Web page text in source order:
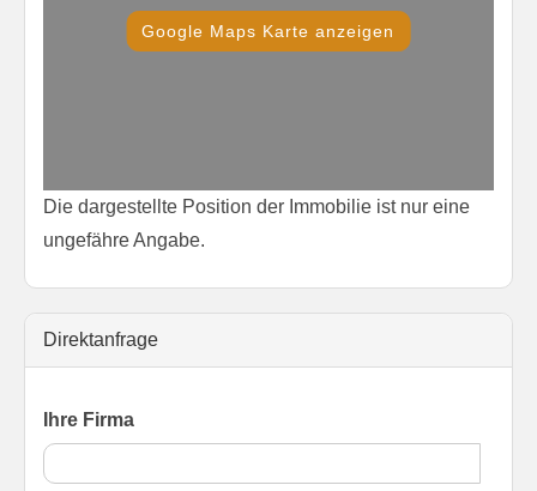
Google Maps Karte anzeigen
Die dargestellte Position der Immobilie ist nur eine
ungefähre Angabe.
Direktanfrage
Ihre Firma